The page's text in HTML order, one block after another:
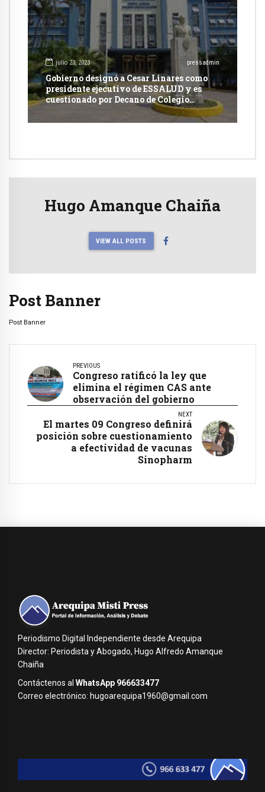
julio 23, 2023 pressadmin
Gobierno designó a Cesar Linares como
presidente ejecutivo de ESSALUD y es
cuestionado por Decano de Colegio
Hugo Amanque Chaiña
VIEW ALL POSTS
Post Banner
Post Banner
PREVIOUS
Congreso ratificó la ley que
elimina el régimen CAS ante
observación del gobierno
NEXT
El martes 09 Congreso definirá
posición sobre cuestionamiento
a efectividad de vacunas
Sinopharm
Periodismo Digital Independiente desde Arequipa
Director: Periodista y Abogado, Hugo Alfredo Amanque
Chaiña
Contáctenos al WhatsApp 966633477
Correo electrónico: hugoarequipa1960@gmail.com